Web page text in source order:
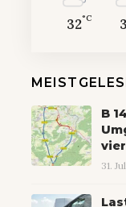
32°C
B
31.